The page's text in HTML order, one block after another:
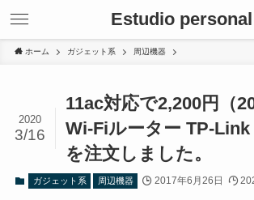
Estudio personal
ホーム ガジェット系 周辺機器
11ac対応で2,200円（
Wi-Fiルーター TP-
を注文しました。
2020
3/16
ガジェット系 周辺機器 2017年6月26日